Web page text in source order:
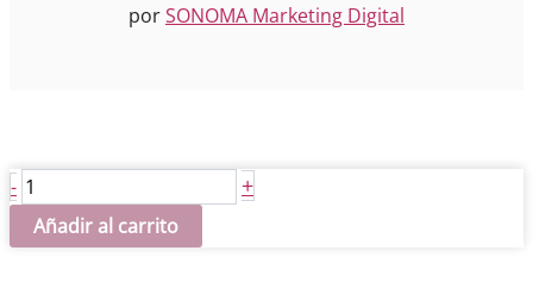
porSONOMA Marketing Digital
- Marquito
Círculos
CADENCE
+
Añadir al carrito